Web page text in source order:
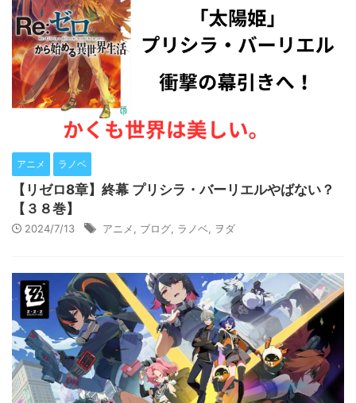
アニメ ラノベ
【リゼロ8章】終幕 プリシラ・バーリエルやばない？
【３８巻】
2024/7/13 アニメ ブログ ラノベ ヲダ